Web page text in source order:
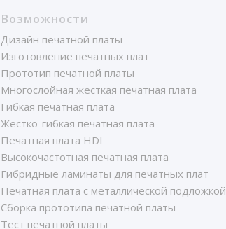
Возможности
Дизайн печатной платы
Изготовление печатных плат
Прототип печатной платы
Многослойная жесткая печатная плата
Гибкая печатная плата
Жестко-гибкая печатная плата
Печатная плата HDI
Высокочастотная печатная плата
Гибридные ламинаты для печатных плат
Печатная плата с металлической подложкой
Сборка прототипа печатной платы
Тест печатной платы